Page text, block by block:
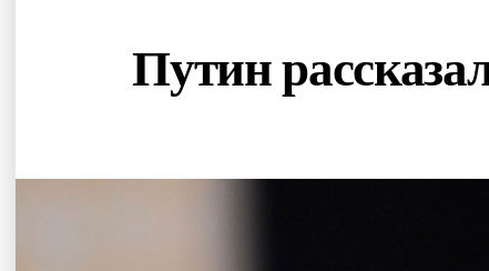
Путин